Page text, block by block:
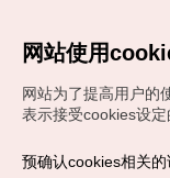
Copyrights (c) 韩
网站使用
网站为了提高用户的
表示接受cookies设定
预确认cookies相关